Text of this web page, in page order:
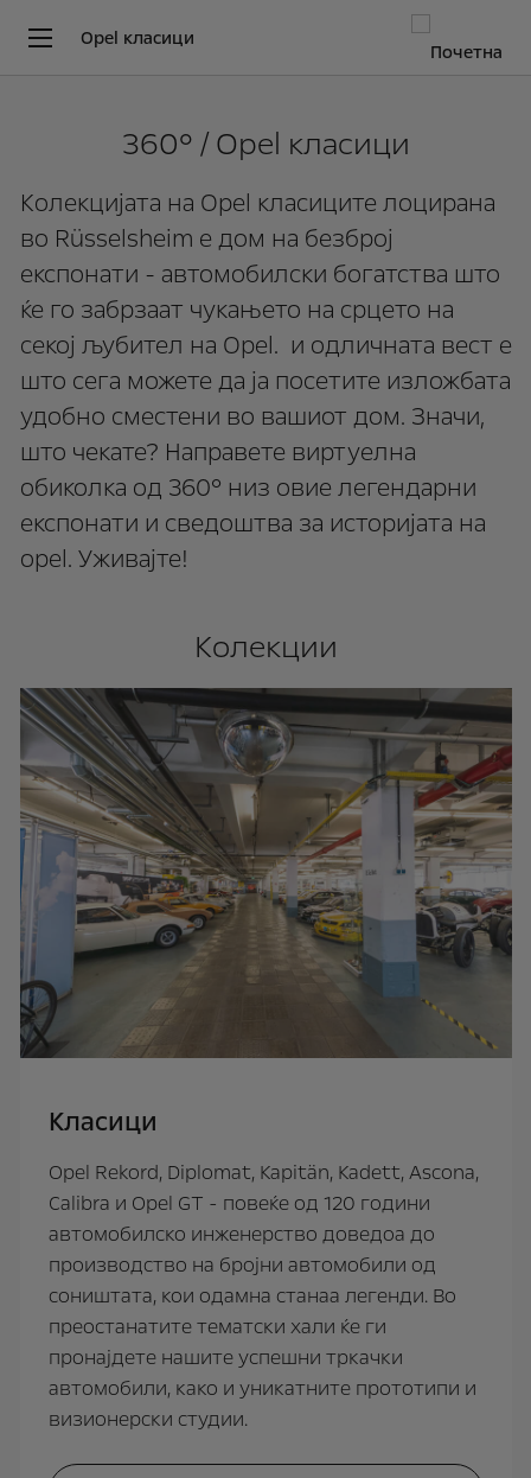
Opel класици
360° / Opel класици
Колекцијата на Opel класиците лоцирана
во Rüsselsheim е дом на безброј
експонати - автомобилски богатства што
ќе го забрзаат чукањето на срцето на
секој љубител на Opel. и одличната вест е
што сега можете да ја посетите изложбата
удобно сместени во вашиот дом. Значи,
што чекате? Направете виртуелна
обиколка од 360° низ овие легендарни
експонати и сведоштва за историјата на
оpel. Уживајте!
Колекции
Класици
Opel Rekord, Diplomat, Kapitän, Kadett, Ascona,
Calibra и Opel GT - повеќе од 120 години
автомобилско инженерство доведоа до
производство на бројни автомобили од
соништата, кои одамна станаа легенди. Во
преостанатите тематски хали ќе ги
пронајдете нашите успешни тркачки
автомобили, како и уникатните прототипи и
визионерски студии.